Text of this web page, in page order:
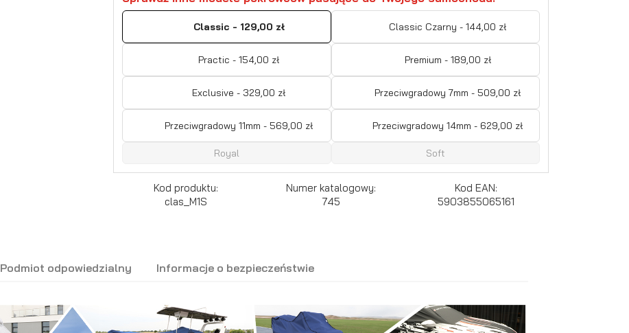
Classic - 129,00 zł Classic Czarny - 144,00 zł
Practic - 154,00 zł Premium - 189,00 zł
Exclusive - 329,00 zł Przeciwgradowy 7mm - 509,00 zł
Przeciwgradowy 11mm - 569,00 zł Przeciwgradowy 14mm - 629,00 zł
Royal Soft
Kod produktu:
clas_M1S
Numer katalogowy:
745
Kod EAN:
5903855065161
Podmiot odpowiedzialny Informacje o bezpieczeństwie